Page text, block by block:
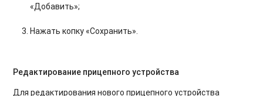
«Добавить»;
Нажать копку «Сохранить».
Редактирование прицепного устройства
Для редактирования нового прицепного устройства